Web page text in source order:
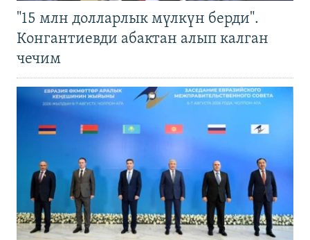
"15 млн долларлык мүлкүн берди".
Конгантиевди абактан алып калган
чечим